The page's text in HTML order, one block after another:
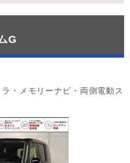
G
・メモリーナビ・両側電動ス